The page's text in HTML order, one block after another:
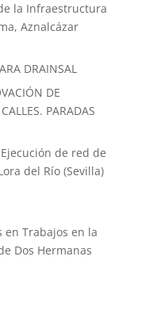
la Infraestructura
Aznalcázar
DRAINSAL
DE
PARADAS
Ejecución de red de
del Río (Sevilla)
en Trabajos en la
Dos Hermanas